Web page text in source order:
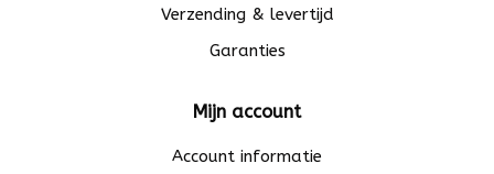
Verzending & levertijd
Garanties
Mijn account
Account informatie